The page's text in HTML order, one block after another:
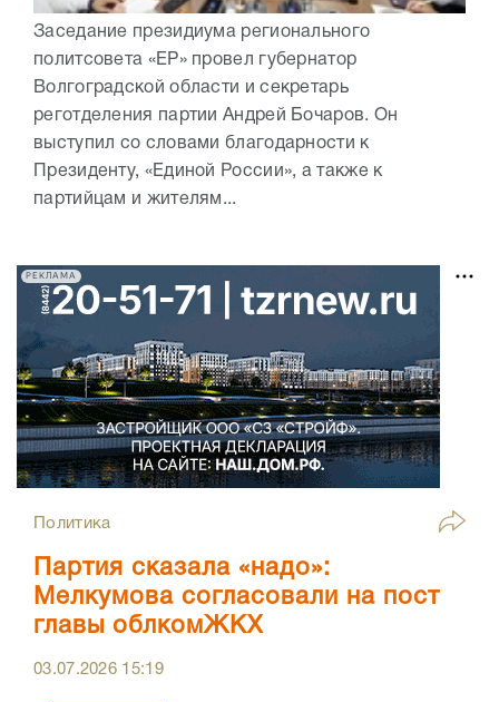
Заседание президиума регионального
политсовета «ЕР» провел губернатор
Волгоградской области и секретарь
реготделения партии Андрей Бочаров. Он
выступил со словами благодарности к
Президенту, «Единой России», а также к
партийцам и жителям...
РЕКЛАМА
Политика
Партия сказала «надо»:
Мелкумова согласовали на пост
главы облкомЖКХ
03.07.2026 15:19